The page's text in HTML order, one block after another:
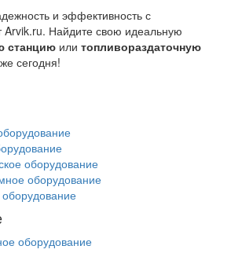
и эффективность с
Arvik.ru. Найдите свою идеальную
станцию или топливораздаточную
сегодня!
оборудование
оборудование
оборудование